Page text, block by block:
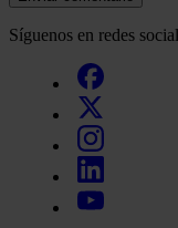
Síguenos en redes